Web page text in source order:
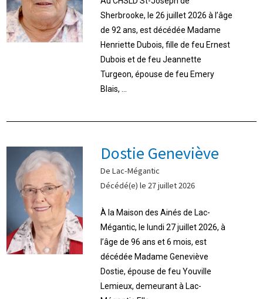
Sherbrooke, le 26 juillet 2026 à l’âge
de 92 ans, est décédée Madame
Henriette Dubois, fille de feu Ernest
Dubois et de feu Jeannette
Turgeon, épouse de feu Emery
Blais, ...
Dostie Geneviève
De Lac-Mégantic
Décédé(e) le 27 juillet 2026
À la Maison des Ainés de Lac-
Mégantic, le lundi 27 juillet 2026, à
l’âge de 96 ans et 6 mois, est
décédée Madame Geneviève
Dostie, épouse de feu Youville
Lemieux, demeurant à Lac-